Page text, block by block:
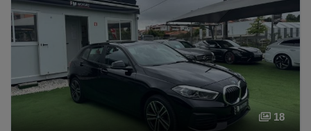
18